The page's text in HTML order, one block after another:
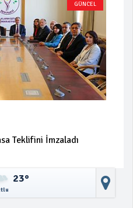
GÜNCEL
Teklifini İmzaladı
23°